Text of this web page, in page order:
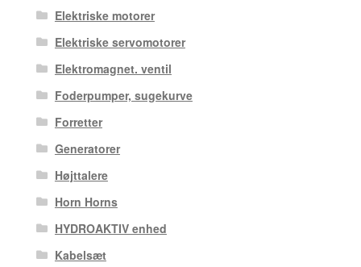
Elektriske motorer
Elektriske servomotorer
Elektromagnet. ventil
Foderpumper, sugekurve
Forretter
Generatorer
Højttalere
Horn Horns
HYDROAKTIV enhed
Kabelsæt